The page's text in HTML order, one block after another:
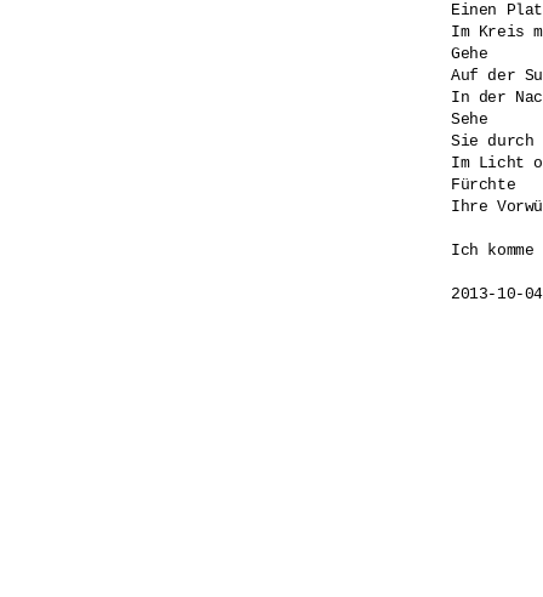
Einen
Im Kreis
Gehe
Auf der
In der
Sehe
Sie durch
Im Licht
Fürchte
Ihre
Ich
2013-10-04